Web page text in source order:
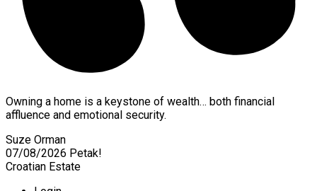
Owning a home is a keystone of wealth… both financial
affluence and emotional security.
Suze Orman
07/08/2026 Petak!
Croatian Estate